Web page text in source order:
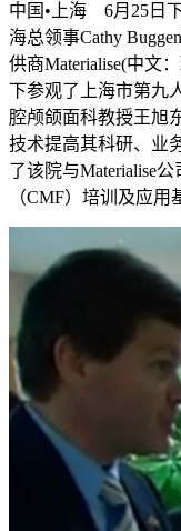
中国•上海 6月25日
海总领事Cathy
供商Materialise(中文
下参观了上海市第九
腔颅颌面科教授王旭
技术提高其科研、业
了该院与Materialise
（CMF）培训及应用